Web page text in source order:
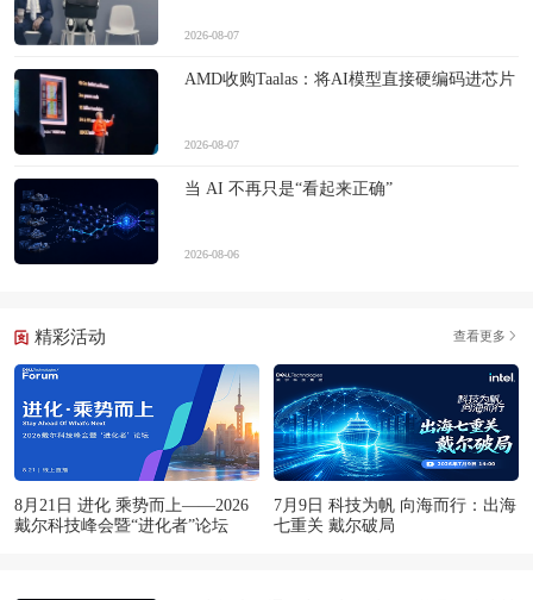
2026-08-07
AMD收购Taalas：将AI模型直接硬编码进芯片
2026-08-07
当 AI 不再只是“看起来正确”
2026-08-06
精彩活动 查看更多
8月21日 进化 乘势而上——2026
戴尔科技峰会暨“进化者”论坛
7月9日 科技为帆 向海而行：出海
七重关 戴尔破局